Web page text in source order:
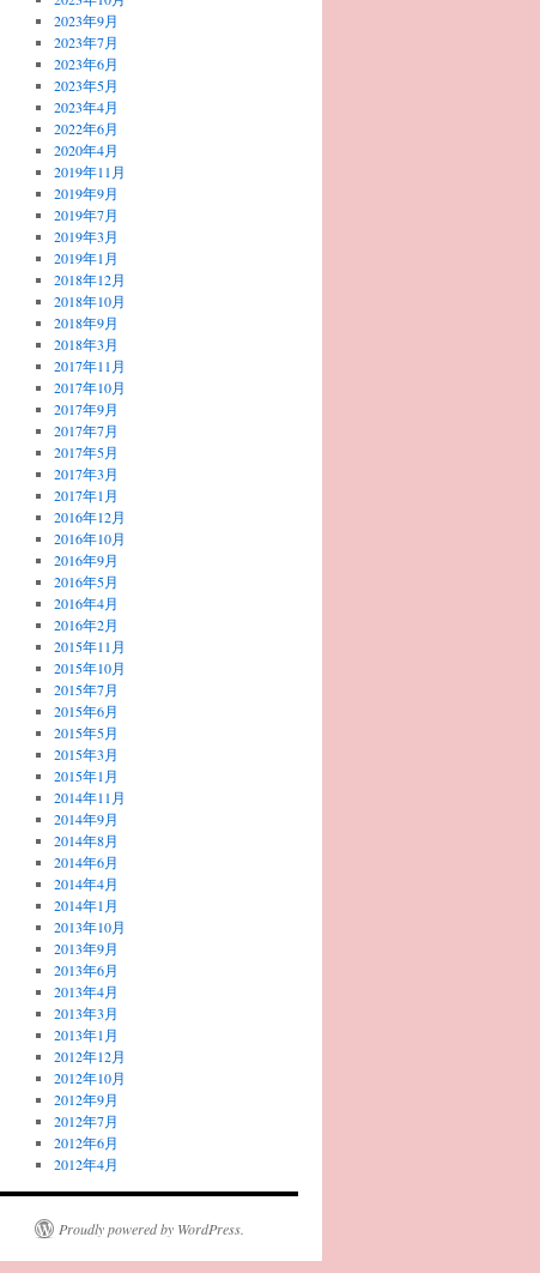
2023年9月
2023年7月
2023年6月
2023年5月
2023年4月
2022年6月
2020年4月
2019年11月
2019年9月
2019年7月
2019年3月
2019年1月
2018年12月
2018年10月
2018年9月
2018年3月
2017年11月
2017年10月
2017年9月
2017年7月
2017年5月
2017年3月
2017年1月
2016年12月
2016年10月
2016年9月
2016年5月
2016年4月
2016年2月
2015年11月
2015年10月
2015年7月
2015年6月
2015年5月
2015年3月
2015年1月
2014年11月
2014年9月
2014年8月
2014年6月
2014年4月
2014年1月
2013年10月
2013年9月
2013年6月
2013年4月
2013年3月
2013年1月
2012年12月
2012年10月
2012年9月
2012年7月
2012年6月
2012年4月
Proudly powered by WordPress.